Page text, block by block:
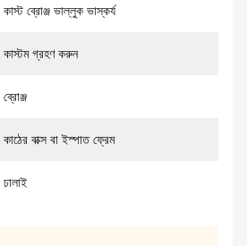
কাস্ট ব্রোঞ্জ ভাল্লুক ভাস্কর্য
কাস্টম গ্রহণ করুন
ব্রোঞ্জ
কাঠের বাক্স বা ইস্পাত ফ্রেম
ঢালাই